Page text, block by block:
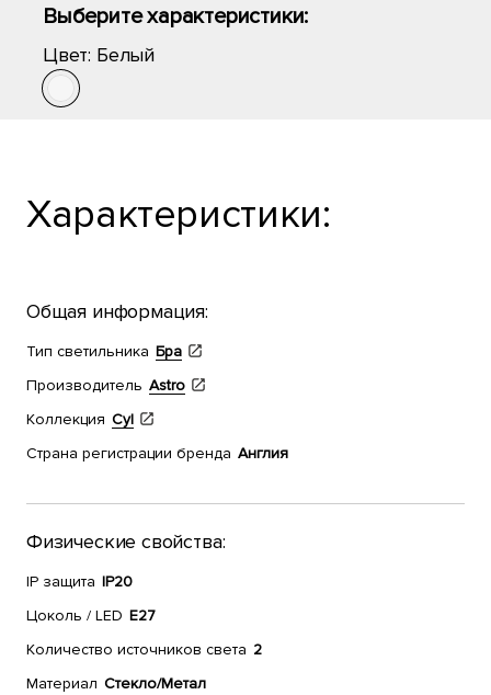
Выберите характеристики:
Цвет: Белый
Характеристики:
Общая информация:
Тип светильника Бра
Производитель Astro
Коллекция Cyl
Страна регистрации бренда Англия
Физические свойства:
IP защита IP20
Цоколь / LED E27
Количество источников света 2
Материал Стекло/Метал